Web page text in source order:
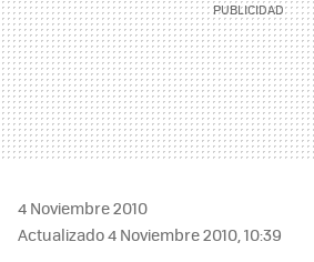
4 Noviembre 2010
Actualizado 4 Noviembre 2010, 10:39